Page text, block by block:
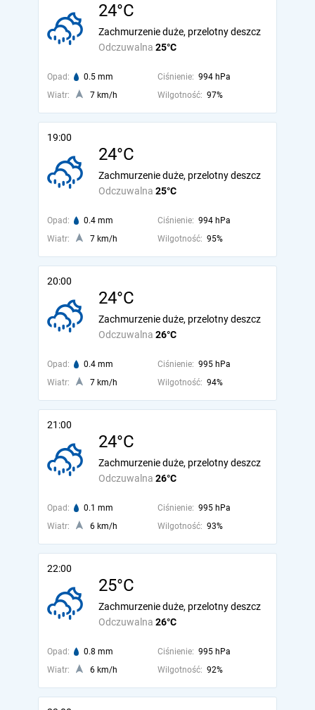
24°C
Odczuwalna 25°C
Zachmurzenie duże, przelotny deszcz
Opad: 0.5 mm Ciśnienie: 994 hPa
Wiatr:
7 km/h Wilgotność: 97%
19:00
24°C
Odczuwalna 25°C
Zachmurzenie duże, przelotny deszcz
Opad: 0.4 mm Ciśnienie: 994 hPa
Wiatr:
7 km/h Wilgotność: 95%
20:00
24°C
Odczuwalna 26°C
Zachmurzenie duże, przelotny deszcz
Opad: 0.4 mm Ciśnienie: 995 hPa
Wiatr:
7 km/h Wilgotność: 94%
21:00
24°C
Odczuwalna 26°C
Zachmurzenie duże, przelotny deszcz
Opad: 0.1 mm Ciśnienie: 995 hPa
Wiatr:
6 km/h Wilgotność: 93%
22:00
25°C
Odczuwalna 26°C
Zachmurzenie duże, przelotny deszcz
Opad: 0.8 mm Ciśnienie: 995 hPa
Wiatr:
6 km/h Wilgotność: 92%